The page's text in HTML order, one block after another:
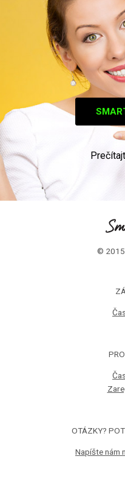
© 2015
OTÁZKY?
Napíšte nám